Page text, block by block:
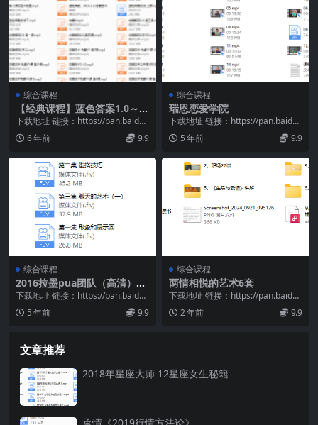
综合课程
【经典课程】蓝色答案1.0～3.
0
下载地址 链接：https://pan.baidu.
com/s/1jEXDf3V...
6 年前 9.9
综合课程
瑞恩恋爱学院
下载地址 链接：https://pan.baidu.
com/s/1pNLXh28...
5 年前 9.9
综合课程
2016拉墨pua团队（高清）教
程
下载地址 链接：https://pan.baidu.
com/s/1MHLo5vs...
5 年前 9.9
综合课程
两情相悦的艺术6套
下载地址 链接：https://pan.baidu.
com/s/1_0nMQZC...
2 年前 9.9
文章推荐
2018年星座大师 12星座女生秘籍